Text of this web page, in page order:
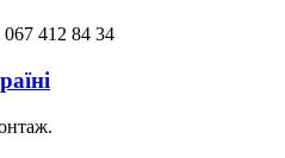
412 84 34